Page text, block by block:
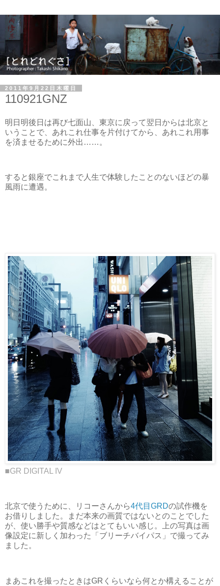
2011年9月22日木曜日
110921GNZ
明日明後日は再び七面山、東京に戻って翌日からは北京と
いうことで、あれこれ仕事を片付けてから、あれこれ用事
を済ませるために外出……。
すると銀座でこれまで人生で体験したことのないほどの暴
風雨に遭遇。
■GR DIGITAL IV
北京で使うために、リコーさんから4代目GRDの試作機を
お借りしました。まだ本来の画質ではないとのことでした
が、使い勝手や質感などはとてもいい感じ。上の写真は画
像設定に新しく加わった「ブリーチバイパス」で撮ってみ
ました。
まあこれを撮ったときはGRくらいなら何とか構えることが